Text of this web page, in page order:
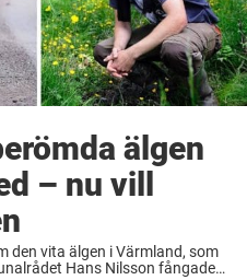
älgen
– nu vill
den vita älgen i Värmland, som
Hans Nilsson fångade